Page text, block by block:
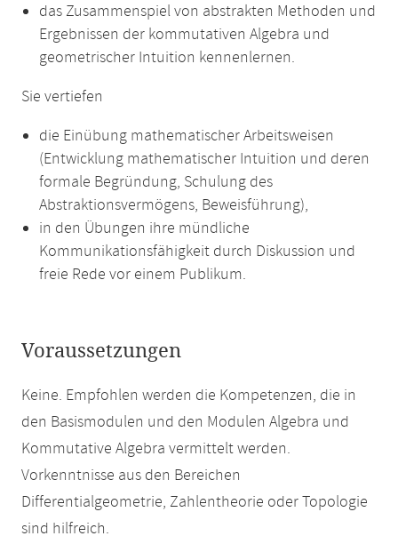
das Zusammenspiel von abstrakten Methoden und
Ergebnissen der kommutativen Algebra und
geometrischer Intuition kennenlernen.
Sie vertiefen
die Einübung mathematischer Arbeitsweisen
(Entwicklung mathematischer Intuition und deren
formale Begründung, Schulung des
Abstraktionsvermögens, Beweisführung),
in den Übungen ihre mündliche
Kommunikationsfähigkeit durch Diskussion und
freie Rede vor einem Publikum.
Voraussetzungen
Keine. Empfohlen werden die Kompetenzen, die in
den Basismodulen und den Modulen Algebra und
Kommutative Algebra vermittelt werden.
Vorkenntnisse aus den Bereichen
Differentialgeometrie, Zahlentheorie oder Topologie
sind hilfreich.